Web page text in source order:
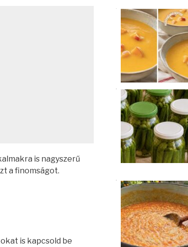
is nagyszerű
a finomságot.
is kapcsold be